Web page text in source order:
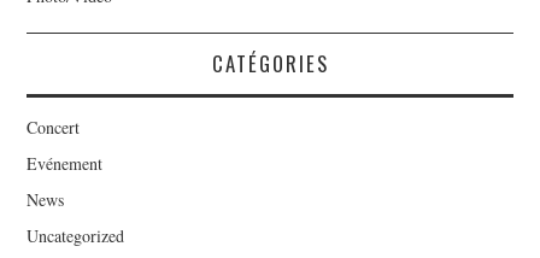
CATÉGORIES
Concert
Evénement
News
Uncategorized